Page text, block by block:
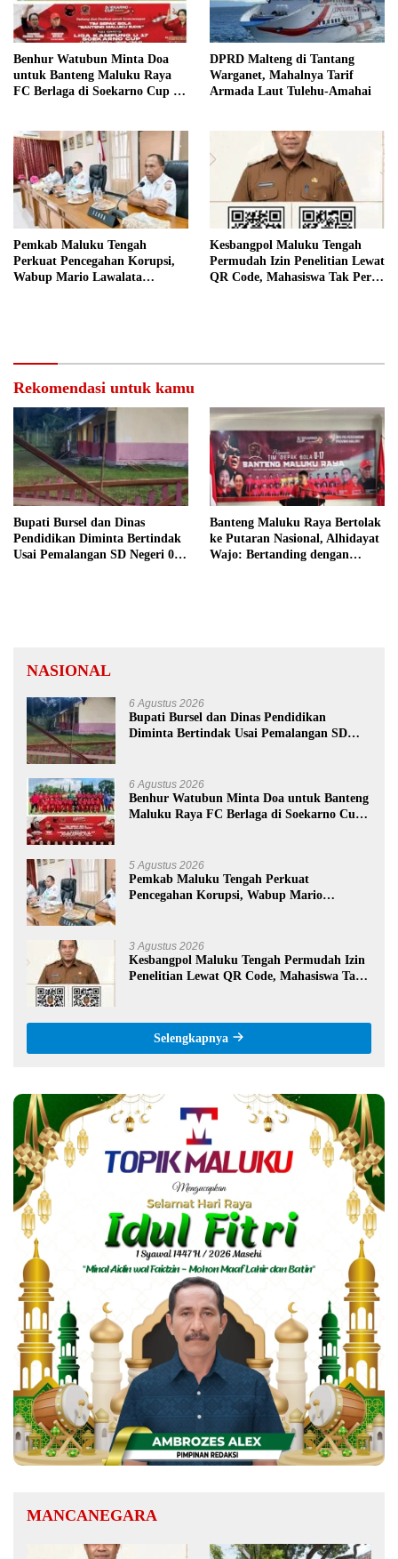
Benhur Watubun Minta Doa
untuk Banteng Maluku Raya
FC Berlaga di Soekarno Cup U-
DPRD Malteng di Tantang
Warganet, Mahalnya Tarif
Armada Laut Tulehu-Amahai
Pemkab Maluku Tengah
Perkuat Pencegahan Korupsi,
Wabup Mario Lawalata
Kesbangpol Maluku Tengah
Permudah Izin Penelitian Lewat
QR Code, Mahasiswa Tak Perlu
Rekomendasi untuk kamu
Bupati Bursel dan Dinas
Pendidikan Diminta Bertindak
Usai Pemalangan SD Negeri 09
Banteng Maluku Raya Bertolak
ke Putaran Nasional, Alhidayat
Wajo: Bertanding dengan
NASIONAL
6 Agustus 2026
Bupati Bursel dan Dinas Pendidikan
Diminta Bertindak Usai Pemalangan SD
6 Agustus 2026
Benhur Watubun Minta Doa untuk Banteng
Maluku Raya FC Berlaga di Soekarno Cup
5 Agustus 2026
Pemkab Maluku Tengah Perkuat
Pencegahan Korupsi, Wabup Mario
3 Agustus 2026
Kesbangpol Maluku Tengah Permudah Izin
Penelitian Lewat QR Code, Mahasiswa Tak
Selengkapnya
MANCANEGARA